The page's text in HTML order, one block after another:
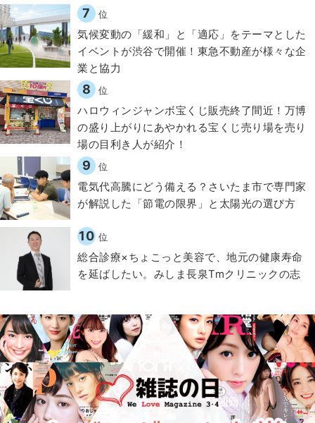
7 位
気候変動の「緩和」と「適応」をテーマとした
イベントが渋谷で開催！東急不動産が様々な企
業と協力
8 位
ハロウィンジャンボ宝くじ販売終了間近！万博
の盛り上がりにあやかれる宝くじ売り場を売り
場の目利き人が紹介！
9 位
電気代高騰にどう備える？さいたま市で専門家
が解説した「節電の限界」と太陽光の選び方
10 位
総合診療×ちょこっと美容で、地元の健康寿命
を延ばしたい。みしま長泉Tmクリニックの志